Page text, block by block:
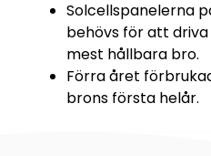
Solcellspanelerna
behövs för att
mest hållbara bro.
Förra året
brons första helår.